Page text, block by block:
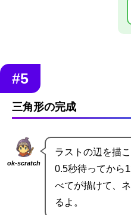
#5
三角形の完成
ok-scratch
ラストの辺を描
0.5秒待ってから
べてが描けて、
るよ。